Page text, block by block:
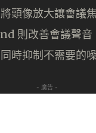
頭像放大讓會議
則改善會議聲音
時抑制不需要的
- 廣告 -